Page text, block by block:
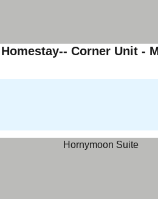
Corner Unit -